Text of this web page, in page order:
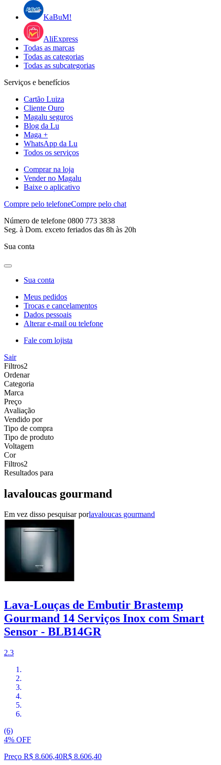
KaBuM!
AliExpress
Todas as marcas
Todas as categorias
Todas as subcategorias
Serviços e benefícios
Cartão Luiza
Cliente Ouro
Magalu seguros
Blog da Lu
Maga +
WhatsApp da Lu
Todos os serviços
Comprar na loja
Vender no Magalu
Baixe o aplicativo
Compre pelo telefoneCompre pelo chat
Número de telefone 0800 773 3838
Seg. à Dom. exceto feriados das 8h às 20h
Sua conta
Sua conta
Meus pedidos
Trocas e cancelamentos
Dados pessoais
Alterar e-mail ou telefone
Fale com lojista
Sair
Filtros2
Ordenar
Categoria
Marca
Preço
Avaliação
Vendido por
Tipo de compra
Tipo de produto
Voltagem
Cor
Filtros2
Resultados para
lavaloucas gourmand
Em vez disso pesquisar porlavaloucas gourmand
Lava-Louças de Embutir Brastemp
Gourmand 14 Serviços Inox com Smart
Sensor - BLB14GR
2.3
(6)
4% OFF
Preço R$ 8.606,40R$ 8.606,40